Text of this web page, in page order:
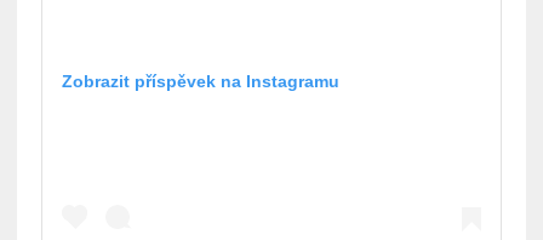
Zobrazit příspěvek na Instagramu